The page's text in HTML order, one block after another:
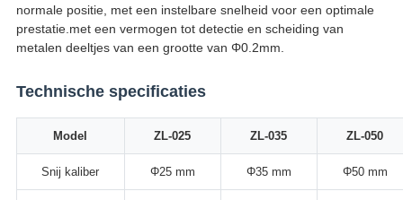
normale positie, met een instelbare snelheid voor een optimale
prestatie.met een vermogen tot detectie en scheiding van
metalen deeltjes van een grootte van Φ0.2mm.
Technische specificaties
Model ZL-025 ZL-035 ZL-050
Snij kaliber Φ25 mm Φ35 mm Φ50 mm